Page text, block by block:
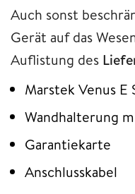
Auch sonst
Gerät auf das
Auflistung des
Marstek Venus E
Wandhalterung
Garantiekarte
Anschlusskabel